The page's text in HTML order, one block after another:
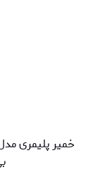
خمیر پلیمری